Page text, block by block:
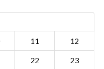
11 12
22 23